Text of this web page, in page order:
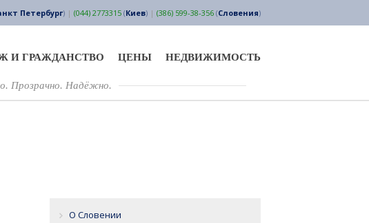
Петербург) | (044) 2773315 (Киев) | (386) 599-38-356 (Словения)
И ГРАЖДАНСТВО ЦЕНЫ НЕДВИЖИМОСТЬ
Прозрачно. Надёжно.
О Словении